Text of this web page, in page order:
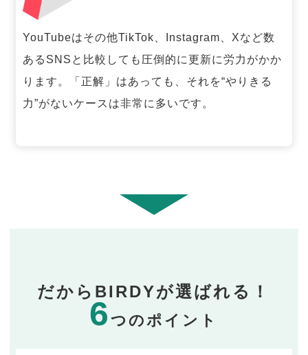
YouTubeはその他TikTok、Instagram、Xなど数
あるSNSと比較しても圧倒的に更新に労力がかか
ります。「正解」はあっても、それを“やりきる
力”がないケースは非常に多いです。
だからBIRDYが選ばれる！
6つのポイント